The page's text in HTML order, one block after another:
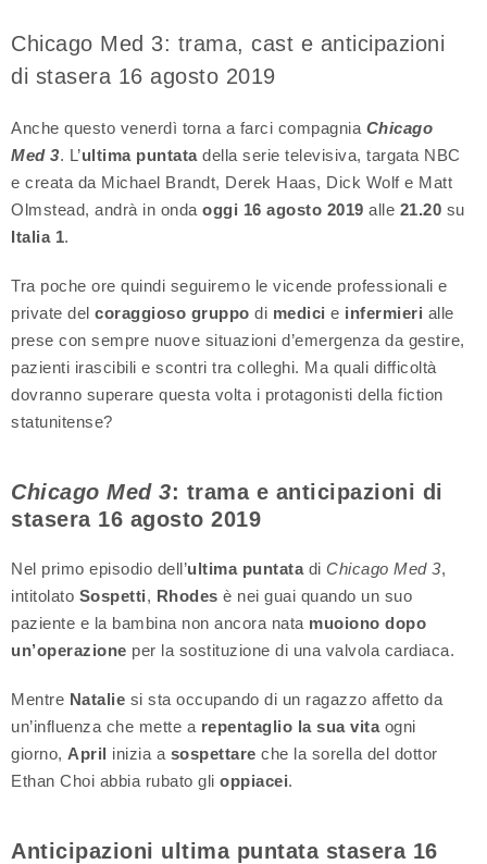
Chicago Med 3: trama, cast e anticipazioni
di stasera 16 agosto 2019
Anche questo venerdì torna a farci compagnia Chicago
Med 3. L’ultima puntatadella serie televisiva, targata NBC
e creata da Michael Brandt, Derek Haas, Dick Wolf e Matt
Olmstead, andrà in onda oggi 16 agosto 2019 alle 21.20 su
Italia 1.
Tra poche ore quindi seguiremo le vicende professionali e
private del coraggioso gruppo di medici e infermieri alle
prese con sempre nuove situazioni d’emergenza da gestire,
pazienti irascibili e scontri tra colleghi. Ma quali difficoltà
dovranno superare questa volta i protagonisti della fiction
statunitense?
Chicago Med 3: trama e anticipazioni di
stasera 16 agosto 2019
Nel primo episodio dell’ultima puntatadi Chicago Med 3,
intitolato Sospetti, Rhodes è nei guai quando un suo
paziente e la bambina non ancora nata muoiono dopo
un’operazione per la sostituzione di una valvola cardiaca.
Mentre Natalie si sta occupando di un ragazzo affetto da
un’influenza che mette a repentaglio la sua vitaogni
giorno, April inizia a sospettare che la sorella del dottor
Ethan Choi abbia rubato gli oppiacei.
Anticipazioni ultima puntata stasera 16